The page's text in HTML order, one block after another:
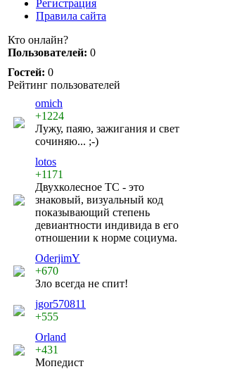
Регистрация
Правила сайта
Кто онлайн?
Пользователей: 0
Гостей: 0
Рейтинг пользователей
omich
+1224
Лужу, паяю, зажигания и свет
сочиняю... ;-)
lotos
+1171
Двухколесное ТС - это
знаковый, визуальный код
показывающий степень
девиантности индивида в его
отношении к норме социума.
OderjimY
+670
Зло всегда не спит!
jgor570811
+555
Orland
+431
Мопедист